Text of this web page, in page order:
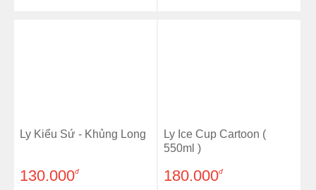
Ly Kiểu Sứ - Khủng Long
130.000đ
Ly Ice Cup Cartoon (
550ml )
180.000đ